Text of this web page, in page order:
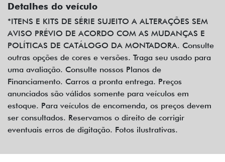
Detalhes do veículo
*ITENS E KITS DE SÉRIE SUJEITO A ALTERAÇÕES SEM
AVISO PRÉVIO DE ACORDO COM AS MUDANÇAS E
POLÍTICAS DE CATÁLOGO DA MONTADORA. Consulte
outras opções de cores e versões. Traga seu usado para
uma avaliação. Consulte nossos Planos de
Financiamento. Carros a pronta entrega. Preços
anunciados são válidos somente para veículos em
estoque. Para veículos de encomenda, os preços devem
ser consultados. Reservamos o direito de corrigir
eventuais erros de digitação. Fotos ilustrativas.